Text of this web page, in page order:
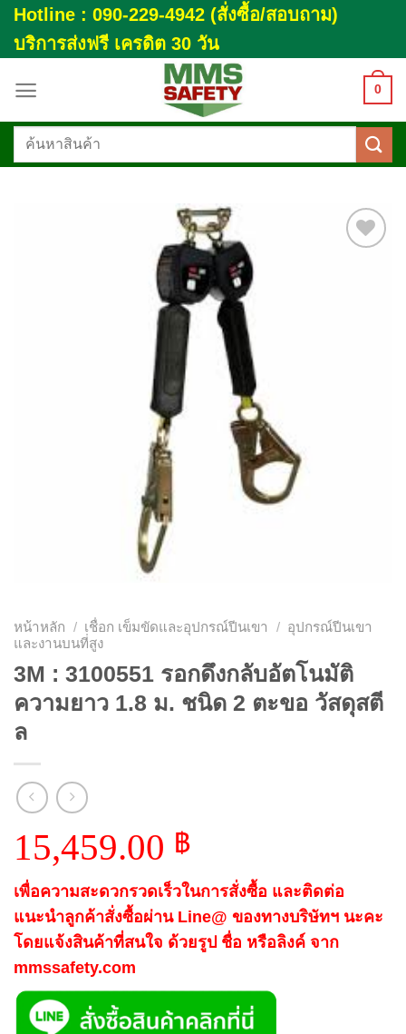
Skip
to
content
Hotline : 090-229-4942 (สั่งซื้อ/สอบถาม)
บริการส่งฟรี เครดิต 30 วัน
0
ค้นหา:
หน้าหลัก / เชื่อก เข็มขัดและอุปกรณ์ปีนเขา / อุปกรณ์ปีนเขา
และงานบนที่สูง
3M : 3100551 รอกดึงกลับอัตโนมัติ
ความยาว 1.8 ม. ชนิด 2 ตะขอ วัสดุสตี
ล
15,459.00 ฿
เพื่อความสะดวกรวดเร็วในการสั่งซื้อ และติดต่อ
แนะนำลูกค้าสั่งซื้อผ่าน Line@ ของทางบริษัทฯ นะคะ
โดยแจ้งสินค้าที่สนใจ ด้วยรูป ชื่อ หรือลิงค์ จาก
mmssafety.com